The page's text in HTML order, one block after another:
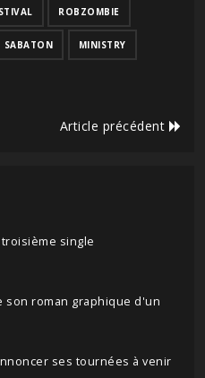
ROBZOMBIE
SABATON MINISTRY
Article précédent
troisième single
son roman graphique d'un
ses tournées à venir